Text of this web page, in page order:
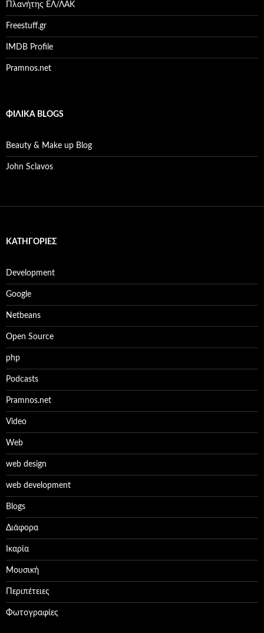
Πλανήτης ΕΛ/ΛΑΚ
Freestuff.gr
IMDB Profile
Pramnos.net
ΦΙΛΙΚΆ BLOGS
Beauty & Make up Blog
John Sclavos
KΑΤΗΓΟΡΊΕΣ
Development
Google
Netbeans
Open Source
php
Podcasts
Pramnos.net
Video
Web
web design
web development
Βlogs
Διάφορα
Ικαρία
Μουσική
Περιπέτειες
Φωτογραφίες